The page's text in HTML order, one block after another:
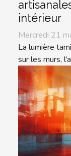
intérieur
Mercredi 21
La lumière
sur les murs,